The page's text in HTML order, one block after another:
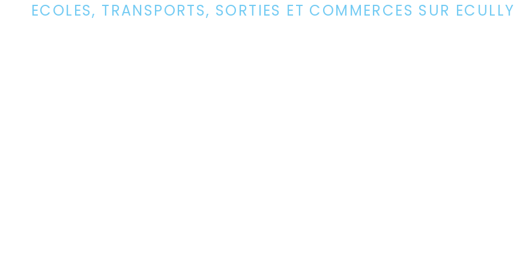
ECOLES, TRANSPORTS, SORTIES ET COMMERCES SUR ECULLY